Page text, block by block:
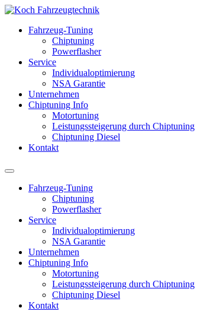
Fahrzeug-Tuning
Chiptuning
Powerflasher
Service
Individualoptimierung
NSA Garantie
Unternehmen
Chiptuning Info
Motortuning
Leistungssteigerung durch Chiptuning
Chiptuning Diesel
Kontakt
Fahrzeug-Tuning
Chiptuning
Powerflasher
Service
Individualoptimierung
NSA Garantie
Unternehmen
Chiptuning Info
Motortuning
Leistungssteigerung durch Chiptuning
Chiptuning Diesel
Kontakt